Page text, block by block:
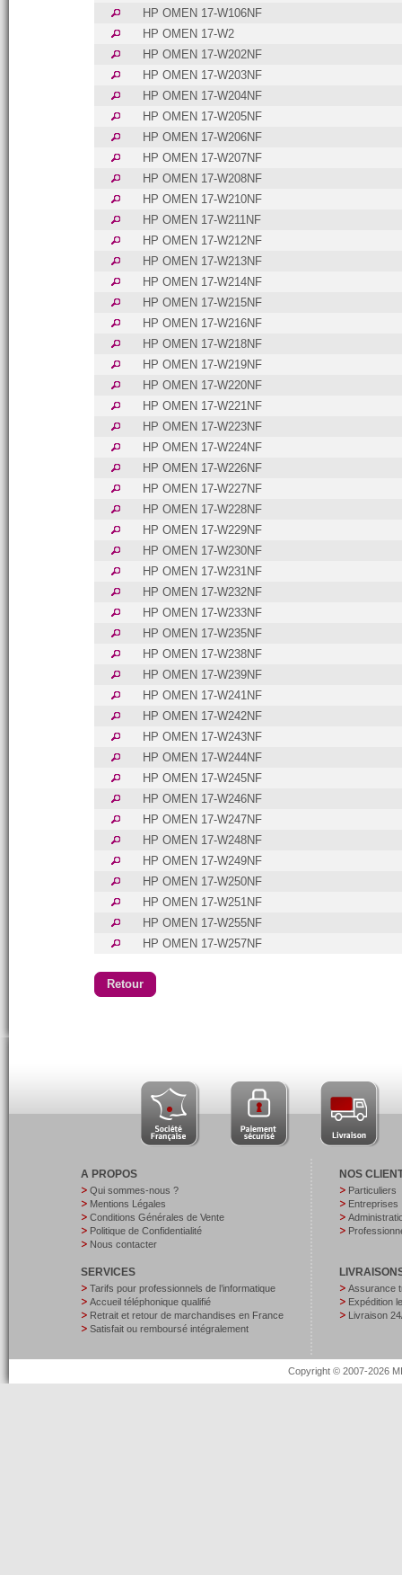
HP OMEN 17-W106NF
HP OMEN 17-W2
HP OMEN 17-W202NF
HP OMEN 17-W203NF
HP OMEN 17-W204NF
HP OMEN 17-W205NF
HP OMEN 17-W206NF
HP OMEN 17-W207NF
HP OMEN 17-W208NF
HP OMEN 17-W210NF
HP OMEN 17-W211NF
HP OMEN 17-W212NF
HP OMEN 17-W213NF
HP OMEN 17-W214NF
HP OMEN 17-W215NF
HP OMEN 17-W216NF
HP OMEN 17-W218NF
HP OMEN 17-W219NF
HP OMEN 17-W220NF
HP OMEN 17-W221NF
HP OMEN 17-W223NF
HP OMEN 17-W224NF
HP OMEN 17-W226NF
HP OMEN 17-W227NF
HP OMEN 17-W228NF
HP OMEN 17-W229NF
HP OMEN 17-W230NF
HP OMEN 17-W231NF
HP OMEN 17-W232NF
HP OMEN 17-W233NF
HP OMEN 17-W235NF
HP OMEN 17-W238NF
HP OMEN 17-W239NF
HP OMEN 17-W241NF
HP OMEN 17-W242NF
HP OMEN 17-W243NF
HP OMEN 17-W244NF
HP OMEN 17-W245NF
HP OMEN 17-W246NF
HP OMEN 17-W247NF
HP OMEN 17-W248NF
HP OMEN 17-W249NF
HP OMEN 17-W250NF
HP OMEN 17-W251NF
HP OMEN 17-W255NF
HP OMEN 17-W257NF
Retour
A PROPOS
Qui sommes-nous ?
Mentions Légales
Conditions Générales de Vente
Politique de Confidentialité
Nous contacter
SERVICES
Tarifs pour professionnels de l’informatique
Accueil téléphonique qualifié
Retrait et retour de marchandises en France
Satisfait ou remboursé intégralement
NOS
Particuliers
Entreprises
Assurance
Expédition
Livraison
Copyright © 2007-2026